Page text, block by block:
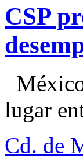
CSP
lugar
Cd. de